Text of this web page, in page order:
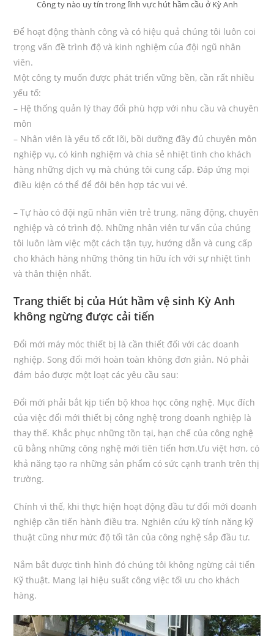
Công ty nào uy tín trong lĩnh vực hút hầm cầu ở Kỳ Anh
Để hoạt động thành công và có hiệu quả chúng tôi luôn coi
trọng vấn đề trình độ và kinh nghiệm của đội ngũ nhân
viên.
Một công ty muốn được phát triển vững bền, cần rất nhiều
yếu tố:
– Hệ thống quản lý thay đổi phù hợp với nhu cầu và chuyên
môn
– Nhân viên là yếu tố cốt lõi, bồi dưỡng đầy đủ chuyên môn
nghiệp vụ, có kinh nghiệm và chia sẻ nhiệt tình cho khách
hàng những dịch vụ mà chúng tôi cung cấp. Đáp ứng mọi
điều kiện có thể để đôi bên hợp tác vui vẻ.
– Tự hào có đội ngũ nhân viên trẻ trung, năng động, chuyên
nghiệp và có trình độ. Những nhân viên tư vấn của chúng
tôi luôn làm việc một cách tận tụy, hướng dẫn và cung cấp
cho khách hàng những thông tin hữu ích với sự nhiệt tình
và thân thiện nhất.
Trang thiết bị của Hút hầm vệ sinh Kỳ Anh
không ngừng được cải tiến
Đổi mới máy móc thiết bị là cần thiết đối với các doanh
nghiệp. Song đổi mới hoàn toàn không đơn giản. Nó phải
đảm bảo được một loạt các yêu cầu sau:
Đổi mới phải bắt kịp tiến bộ khoa học công nghệ. Mục đích
của việc đổi mới thiết bị công nghệ trong doanh nghiệp là
thay thế. Khắc phục những tồn tại, hạn chế của công nghệ
cũ bằng những công nghệ mới tiên tiến hơn.Ưu việt hơn, có
khả năng tạo ra những sản phẩm có sức cạnh tranh trên thị
trường.
Chính vì thế, khi thực hiện hoạt động đầu tư đổi mới doanh
nghiệp cần tiến hành điều tra. Nghiên cứu kỹ tính năng kỹ
thuật cũng như mức độ tối tân của công nghệ sắp đầu tư.
Nắm bắt được tình hình đó chúng tôi không ngừng cải tiến
Kỹ thuật. Mang lại hiệu suất công việc tối ưu cho khách
hàng.